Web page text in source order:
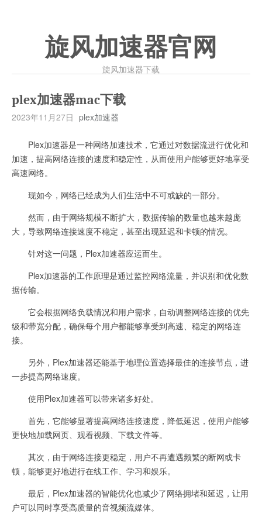
旋风加速器官网
旋风加速器下载
plex加速器mac下载
2023年11月27日 plex加速器
Plex加速器是一种网络加速技术，它通过对数据流进行优化和
加速，提高网络连接的速度和稳定性，从而使用户能够更好地享受
高速网络。
现如今，网络已经成为人们生活中不可或缺的一部分。
然而，由于网络规模不断扩大，数据传输的数量也越来越庞
大，导致网络连接速度不稳定，甚至出现延迟和卡顿的情况。
针对这一问题，Plex加速器应运而生。
Plex加速器的工作原理是通过监控网络流量，并识别和优化数
据传输。
它会根据网络负载情况和用户需求，自动调整网络连接的优先
级和带宽分配，确保每个用户都能够享受到高速、稳定的网络连
接。
另外，Plex加速器还能基于地理位置选择最佳的连接节点，进
一步提高网络速度。
使用Plex加速器可以带来诸多好处。
首先，它能够显著提高网络连接速度，降低延迟，使用户能够
更快地加载网页、观看视频、下载文件等。
其次，由于网络连接更稳定，用户不再遭遇频繁的断网或卡
顿，能够更好地进行在线工作、学习和娱乐。
最后，Plex加速器的智能优化也减少了网络拥堵和延迟，让用
户可以同时享受高质量的音视频流媒体。